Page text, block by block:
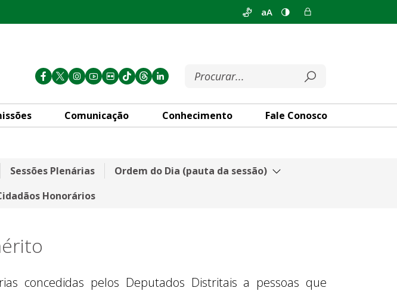
aA
Comunicação Conhecimento Fale Conosco
Sessões Plenárias
Ordem do Dia (pauta da sessão)
Honorários
concedidas pelos Deputados Distritais a pessoas que